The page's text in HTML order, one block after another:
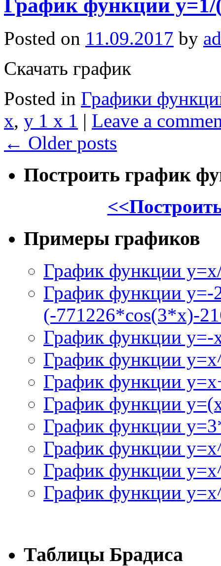
График функции y=1/
Posted on 11.09.2017 by
Скачать график
Posted in Графики
x, y 1 x 1 | Leave a
← Older posts
Построить график
Примеры графиков
График функции
График функции y=-
(-771226*cos(3*x)-
График функции
График функции
График функции
График функции
График функции
График функции
График функции
График функции
Таблицы Брадиса